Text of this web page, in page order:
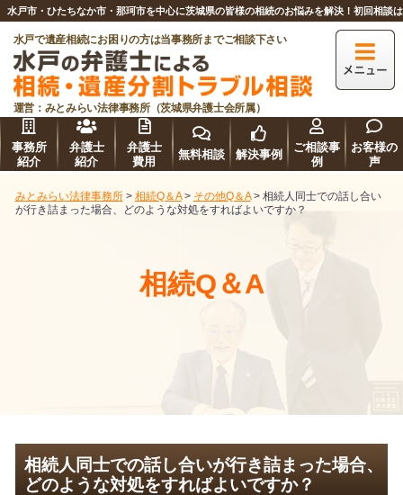
水戸市・ひたちなか市・那珂市を中心に茨城県の皆様の相続のお悩みを解決！初回相談
水戸で遺産相続にお困りの方は当事務所までご相談下さい
運営：みとみらい法律事務所（茨城県弁護士会所属）
事務所
紹介
弁護士
紹介
弁護士
費用
無料相談 解決事例
ご相談事
例
お客様の
声
みとみらい法律事務所> 相続Q＆A> その他Q＆A> 相続人同士での話し合い
が行き詰まった場合、どのような対処をすればよいですか？
相続Q＆A
相続人同士での話し合いが行き詰まった場合、
どのような対処をすればよいですか？